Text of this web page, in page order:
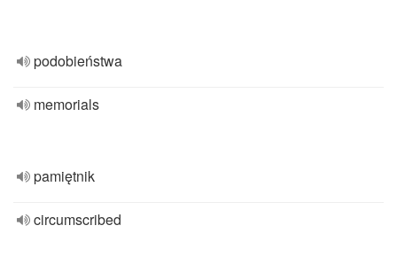
podobieństwa
memorials
pamiętnik
circumscribed